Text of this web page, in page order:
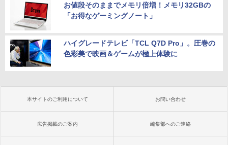
お値段そのままでメモリ倍増！メモリ32GBの
「お得なゲーミングノート」
ハイグレードテレビ「TCL Q7D Pro」。圧巻の
色彩美で映画＆ゲームが極上体験に
本サイトのご利用について お問い合わせ
広告掲載のご案内 編集部へのご連絡